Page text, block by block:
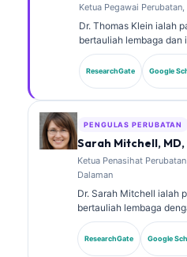
Ketua Pegawai
Dr. Thomas Klein ialah
bertauliah lembaga dan
tahun pengalaman
analisis klinikal
Pegawai Perubatan di
tersebut. Dr. Klein telah
tafsiran biomarker dan
ResearchGate Google
PENGULAS PERUBATAN
Sarah Mitchell, MD,
Ketua Penasihat
Dalaman
Dr. Sarah Mitchell ialah
bertauliah lembaga
pengalaman dalam
diagnostik. Beliau
dalam kimia klinikal dan
ResearchGate Google